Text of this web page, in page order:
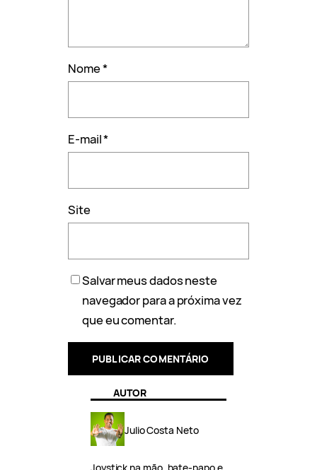
Nome*
E-mail*
Site
Salvar meus dados neste
navegador para a próxima vez
que eu comentar.
AUTOR
Julio Costa Neto
Joystick na mão, bate-papo e